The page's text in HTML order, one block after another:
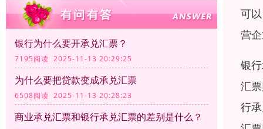
银行为什么要开承兑汇票？
7195阅读 2025-11-13 20:29:25
为什么要把贷款变成承兑汇票
6508阅读 2025-11-13 20:28:23
商业承兑汇票和银行承兑汇票的差别是什么？
可
营
银
汇
行